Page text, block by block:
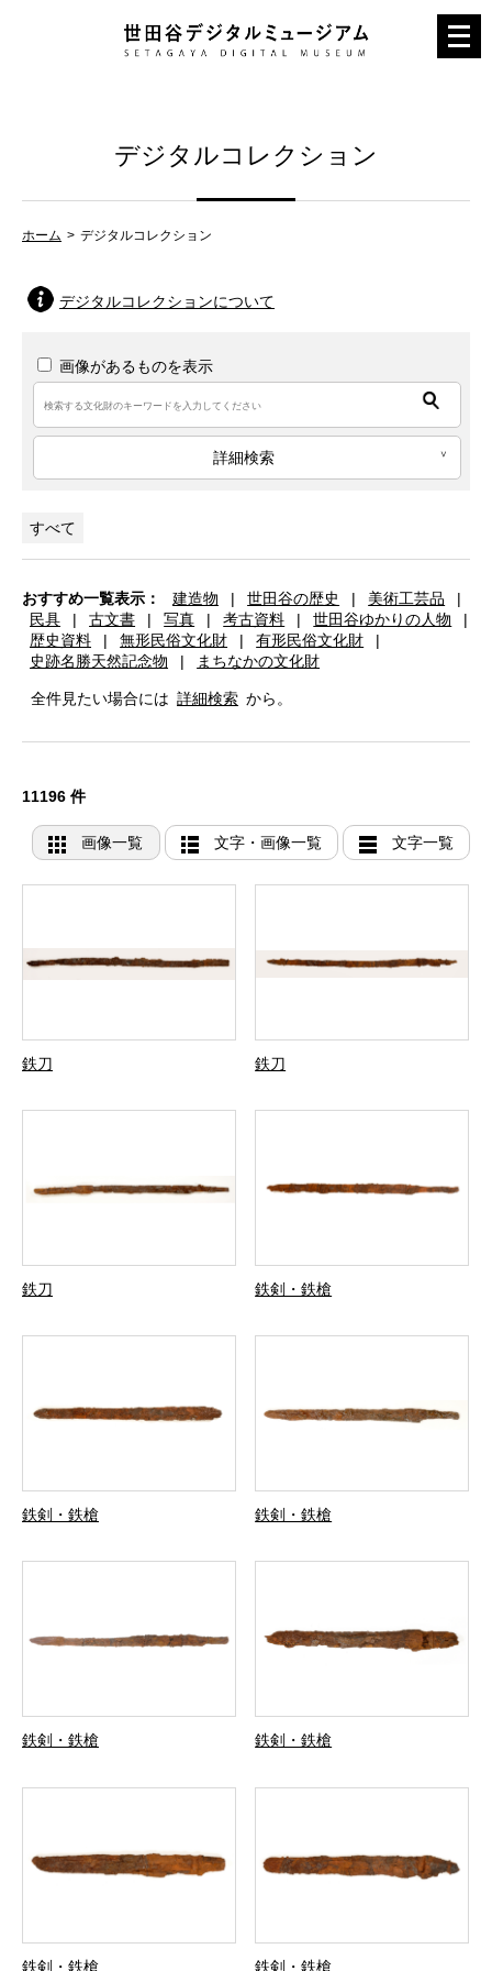
メ
ニ
デジタルコレクション
ホーム デジタルコレクション
デジタルコレクションについて
画像があるものを表示
詳細検索
すべて
おすすめ一覧表示： 建造物 | 世田谷の歴史 | 美術工芸品
|
民具
| 古文書 | 写真 | 考古資料 | 世田谷ゆかりの人物
|
歴史資料
| 無形民俗文化財 | 有形民俗文化財
|
史跡名勝天然記念物
| まちなかの文化財
全件見たい場合には 詳細検索 から。
11196 件
画像一覧 文字・画像一覧 文字一覧
鉄刀 鉄刀
鉄刀 鉄剣・鉄槍
鉄剣・鉄槍 鉄剣・鉄槍
鉄剣・鉄槍 鉄剣・鉄槍
鉄剣・鉄槍 鉄剣・鉄槍